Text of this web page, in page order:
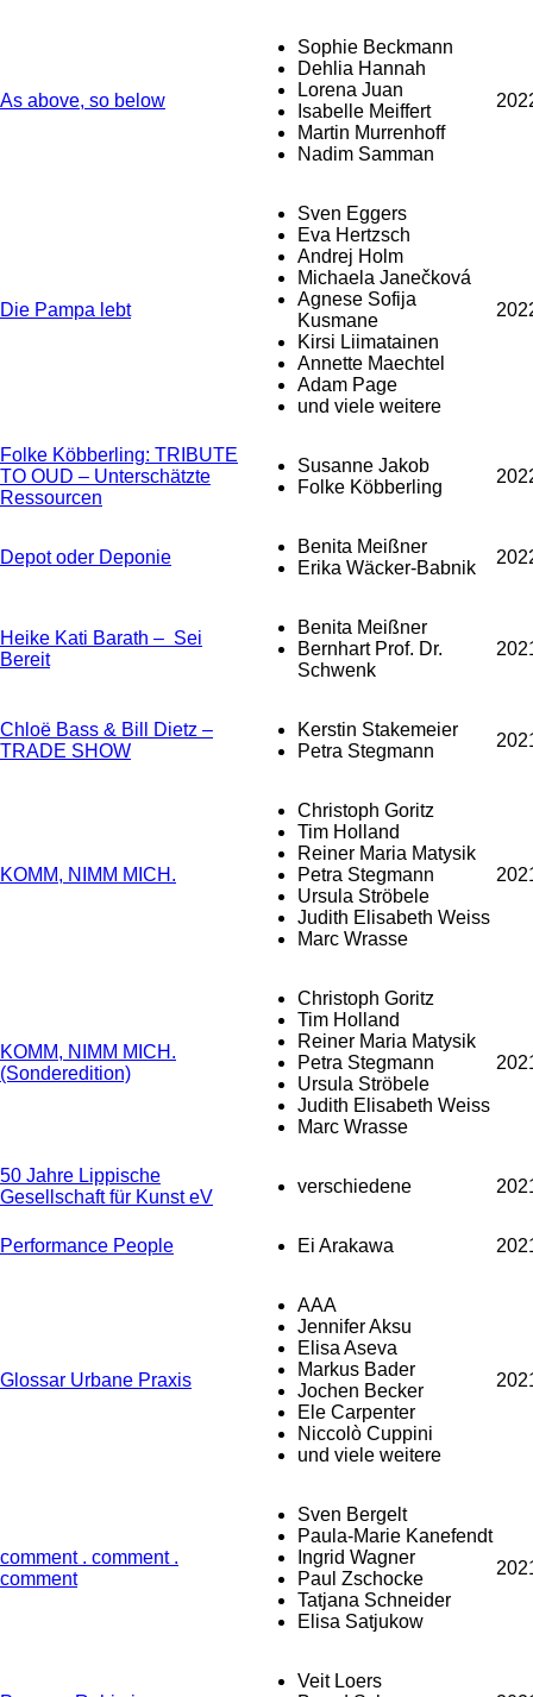
As above, so below
Sophie Beckmann
Dehlia Hannah
Lorena Juan
Isabelle Meiffert
Martin Murrenhoff
Nadim Samman
Die Pampa lebt
Sven Eggers
Eva Hertzsch
Andrej Holm
Michaela Janečková
Agnese Sofija
Kusmane
Kirsi Liimatainen
Annette Maechtel
Adam Page
und viele weitere
Folke Köbberling: TRIBUTE
TO OUD – Unterschätzte
Ressourcen
Susanne Jakob
Folke Köbberling
Depot oder Deponie
Benita Meißner
Erika Wäcker-Babnik
Heike Kati Barath – Sei
Bereit
Benita Meißner
Bernhart Prof. Dr.
Schwenk
Chloë Bass & Bill Dietz –
TRADE SHOW
Kerstin Stakemeier
Petra Stegmann
KOMM, NIMM MICH.
Christoph Goritz
Tim Holland
Reiner Maria Matysik
Petra Stegmann
Ursula Ströbele
Judith Elisabeth Weiss
Marc Wrasse
KOMM, NIMM MICH.
(Sonderedition)
Christoph Goritz
Tim Holland
Reiner Maria Matysik
Petra Stegmann
Ursula Ströbele
Judith Elisabeth Weiss
Marc Wrasse
50 Jahre Lippische
Gesellschaft für Kunst eV
verschiedene
Performance People Ei Arakawa
Glossar Urbane Praxis
AAA
Jennifer Aksu
Elisa Aseva
Markus Bader
Jochen Becker
Ele Carpenter
Niccolò Cuppini
und viele weitere
comment . comment .
comment
Sven Bergelt
Paula-Marie Kanefendt
Ingrid Wagner
Paul Zschocke
Tatjana Schneider
Elisa Satjukow
Veit Loers